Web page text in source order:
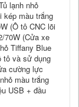
lạnh nhỏ
kép màu trắng
(Ô tô CNC lõi
70W (Cửa xe
Tiffany Blue
tô và sử dụng
cường lực
màu trắng
USB + đầu